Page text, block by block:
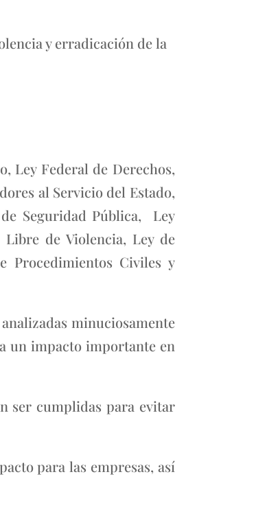
y erradicación de la
Ley Federal de Derechos,
al Servicio del Estado,
Seguridad Pública, Ley
de Violencia, Ley de
Procedimientos Civiles y
minuciosamente
un impacto importante en
ser cumplidas para evitar
para las empresas, así